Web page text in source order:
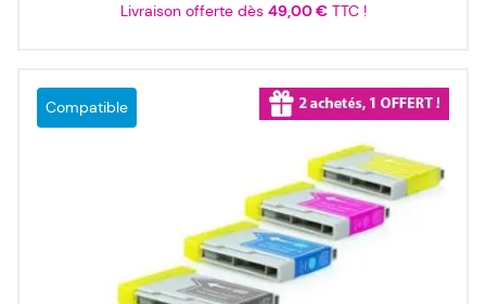
Livraison offerte dès 49,00 €TTC !
Compatible